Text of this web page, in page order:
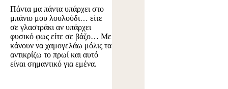
Πάντα μα πάντα υπάρχει στο
μπάνιο μου λουλούδι… είτε
σε γλαστράκι αν υπάρχει
φυσικό φως είτε σε βάζο… Με
κάνουν να χαμογελάω μόλις τα
αντικρίζω το πρωί και αυτό
είναι σημαντικό για εμένα.